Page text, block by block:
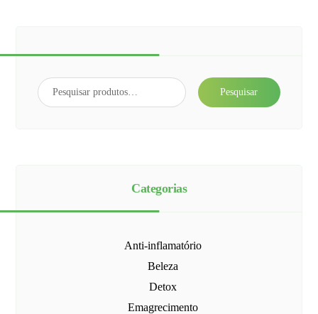
Pesquisar
Categorias
Anti-inflamatório
Beleza
Detox
Emagrecimento